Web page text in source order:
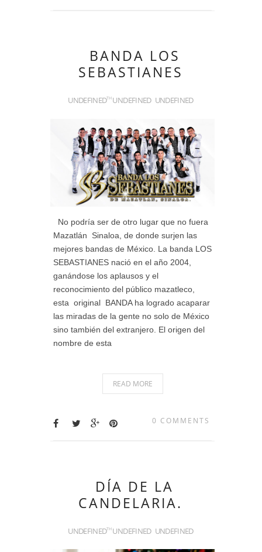
BANDA LOS
SEBASTIANES
UNDEFINEDTH UNDEFINED UNDEFINED
No podría ser de otro lugar que no fuera
Mazatlán Sinaloa, de donde surjen las
mejores bandas de México. La banda LOS
SEBASTIANES nació en el año 2004,
ganándose los aplausos y el
reconocimiento del público mazatleco,
esta original BANDA ha logrado acaparar
las miradas de la gente no solo de México
sino también del extranjero. El origen del
nombre de esta
READ MORE
0 COMMENTS
DÍA DE LA
CANDELARIA.
UNDEFINEDTH UNDEFINED UNDEFINED